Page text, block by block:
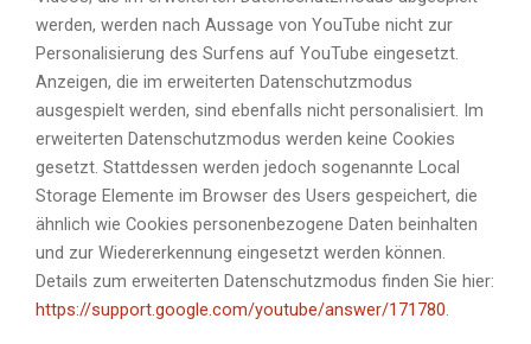
werden, werden nach Aussage von YouTube nicht zur
Personalisierung des Surfens auf YouTube eingesetzt.
Anzeigen, die im erweiterten Datenschutzmodus
ausgespielt werden, sind ebenfalls nicht personalisiert. Im
erweiterten Datenschutzmodus werden keine Cookies
gesetzt. Stattdessen werden jedoch sogenannte Local
Storage Elemente im Browser des Users gespeichert, die
ähnlich wie Cookies personenbezogene Daten beinhalten
und zur Wiedererkennung eingesetzt werden können.
Details zum erweiterten Datenschutzmodus finden Sie hier:
https://support.google.com/youtube/answer/171780.